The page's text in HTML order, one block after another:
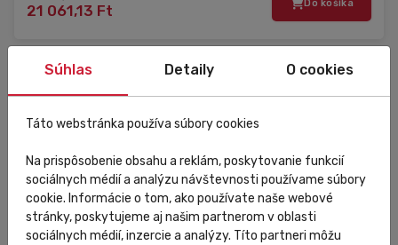
21 061,13 Ft Do košíka
Súhlas Detaily O cookies
Táto webstránka používa súbory cookies
Na prispôsobenie obsahu a reklám, poskytovanie funkcií
sociálnych médií a analýzu návštevnosti používame súbory
cookie. Informácie o tom, ako používate naše webové
stránky, poskytujeme aj našim partnerom v oblasti
sociálnych médií, inzercie a analýzy. Títo partneri môžu